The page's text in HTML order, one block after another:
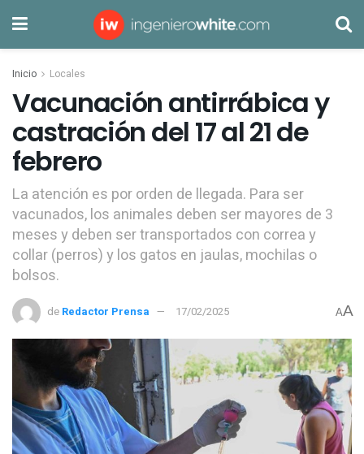
Inicio Locales
Vacunación antirrábica y
castración del 17 al 21 de
febrero
La atención es por orden de llegada. Para ser
vacunados, los animales deben ser mayores de 3
meses y deben ser transportados con correa y
collar (perros) y los gatos en jaulas, mochilas o
bolsos.
de Redactor Prensa 17/02/2025 AA